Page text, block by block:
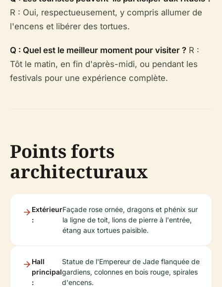
R : Oui, respectueusement, y compris allumer de
l'encens et libérer des tortues.
Q : Quel est le meilleur moment pour visiter ? R :
Tôt le matin, en fin d'après-midi, ou pendant les
festivals pour une expérience complète.
Points forts
architecturaux
Extérieur
:
Façade rose ornée, dragons et phénix sur
la ligne de toit, lions de pierre à l'entrée,
étang aux tortues paisible.
Hall
principal
:
Statue de l'Empereur de Jade flanquée de
gardiens, colonnes en bois rouge, spirales
d'encens.